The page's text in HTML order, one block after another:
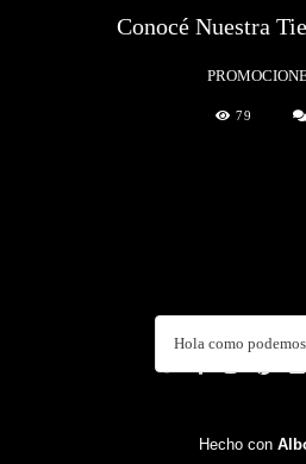
Conocé Nuestra
79
Hola como
Hecho con